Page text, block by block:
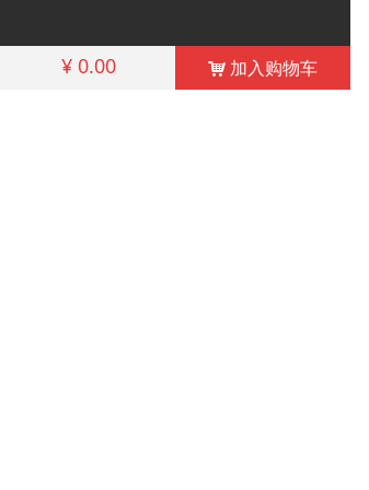
¥ 0.00 낙 加入购物车